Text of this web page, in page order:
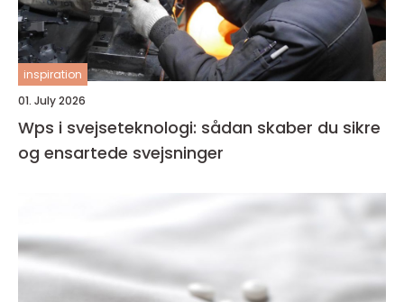
inspiration
01. July 2026
Wps i svejseteknologi: sådan skaber du sikre
og ensartede svejsninger